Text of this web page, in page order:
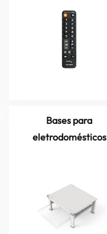
Bases para
eletrodomésticos